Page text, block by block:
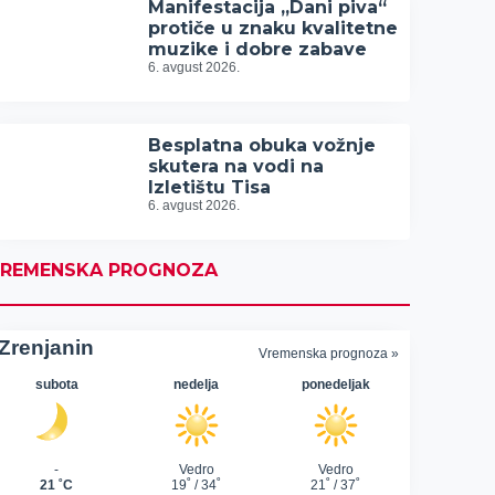
Manifestacija „Dani piva“
protiče u znaku kvalitetne
muzike i dobre zabave
6. avgust 2026.
Besplatna obuka vožnje
skutera na vodi na
Izletištu Tisa
6. avgust 2026.
PROGNOZA